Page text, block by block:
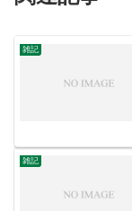
雑記
雑記